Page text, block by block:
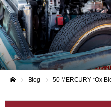
Blog 50 MERCURY *Ox